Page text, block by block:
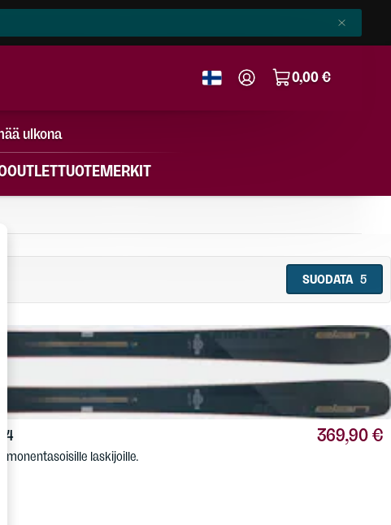
0,00 €
ulkona
OUTLETTUOTEMERKIT
SUODATA 5
369,90 €
monentasoisille laskijoille.